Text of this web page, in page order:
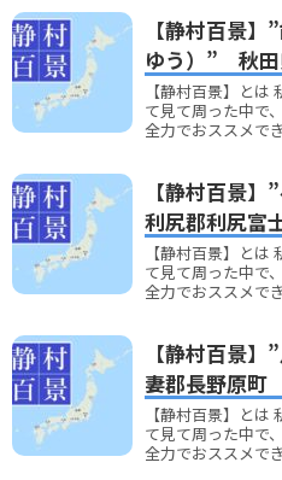
【静村百景
ゆう）” 秋田
【静村百景】と
て見て周った中で
全力でおススメで
【静村百景
利尻郡利尻富
【静村百景】と
て見て周った中で
全力でおススメで
【静村百景
妻郡長野原町
【静村百景】と
て見て周った中で
全力でおススメで